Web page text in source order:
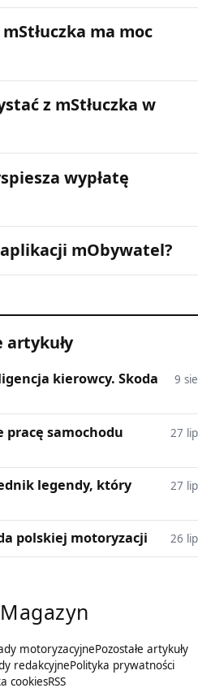
ma moc
z mStłuczka w
wypłatę
mObywatel?
artykuły
kierowcy. Skoda
9 sie
samochodu
27 lip
legendy, który
27 lip
polskiej motoryzacji 26 lip
motoryzacyjnePozostałe artykuły
redakcyjnePolityka prywatności
cookiesRSS